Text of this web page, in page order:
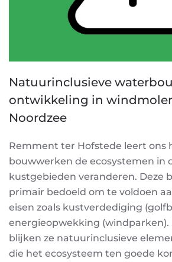
Natuurinclusieve
ontwikkeling in
Noordzee
Remment ter Hofstede leert ons
bouwwerken de ecosystemen in
kustgebieden veranderen. Deze
primair bedoeld om te voldoen
eisen zoals kustverdediging
energieopwekking (windparken).
blijken ze natuurinclusieve
die het ecosysteem ten goede